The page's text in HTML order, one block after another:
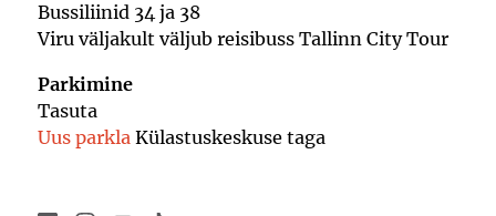
Bussiliinid 34 ja 38
Viru väljakult väljub reisibuss Tallinn City Tour
Parkimine
Tasuta
Uus parkla Külastuskeskuse taga